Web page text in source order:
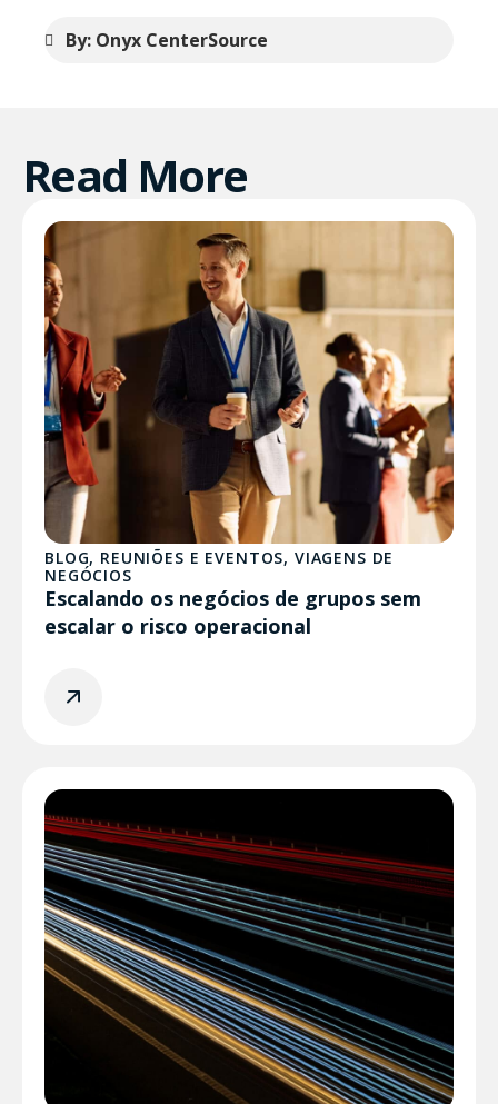
By: Onyx CenterSource
Read More
BLOG, REUNIÕES E EVENTOS, VIAGENS DE
NEGÓCIOS
Escalando os negócios de grupos sem
escalar o risco operacional